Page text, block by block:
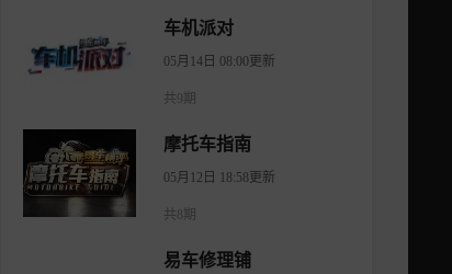
车机派对
05月14日 08:00更新
共9期
摩托车指南
05月12日 18:58更新
共8期
易车修理铺